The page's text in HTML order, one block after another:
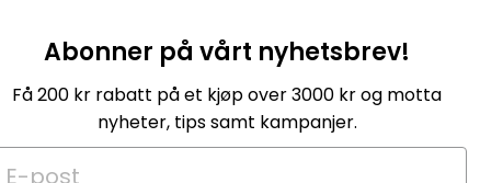
Abonner på vårt nyhetsbrev!
Få 200 kr rabatt på et kjøp over 3000 kr og motta
nyheter, tips samt kampanjer.
E-post